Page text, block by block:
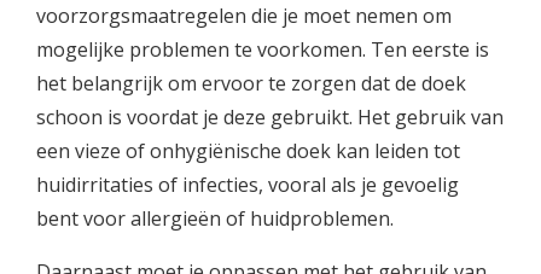
voorzorgsmaatregelen die je moet nemen om
mogelijke problemen te voorkomen. Ten eerste is
het belangrijk om ervoor te zorgen dat de doek
schoon is voordat je deze gebruikt. Het gebruik van
een vieze of onhygiënische doek kan leiden tot
huidirritaties of infecties, vooral als je gevoelig
bent voor allergieën of huidproblemen.